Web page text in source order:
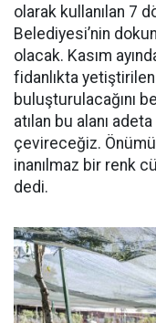
olarak kullanılan 7
Belediyesi’nin
olacak. Kasım
fidanlıkta
buluşturulacağını
atılan bu alanı
çevireceğiz.
inanılmaz bir renk
dedi.